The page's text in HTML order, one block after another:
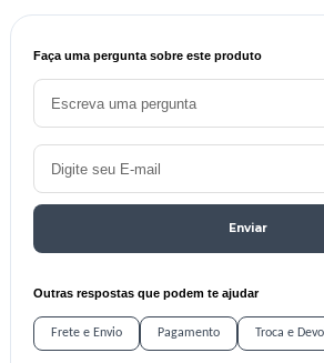
Faça uma pergunta sobre este produto
Enviar
Outras respostas que podem te ajudar
Frete e Envio Pagamento Troca e